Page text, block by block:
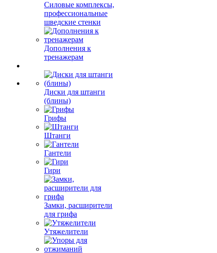
Силовые комплексы,
профессиональные
шведские стенки
Дополнения к
тренажерам
Диски для штанги
(блины)
Грифы
Штанги
Гантели
Гири
Замки, расширители
для грифа
Утяжелители